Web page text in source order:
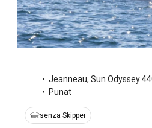
Jeanneau, Sun Odyssey
Punat
senza Skipper